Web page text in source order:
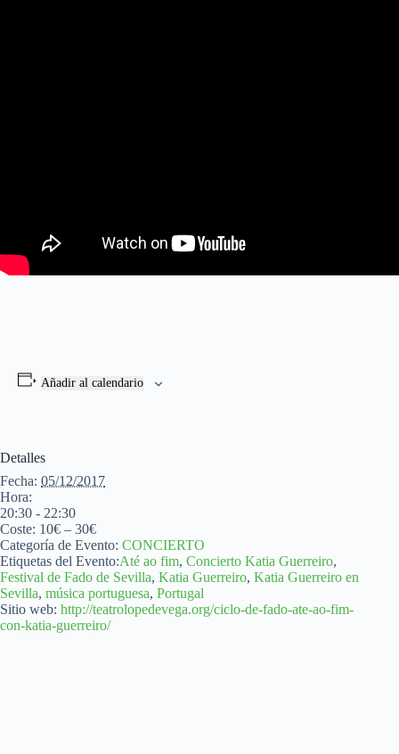
Añadir al calendario
Detalles
Fecha: 05/12/2017
Hora:
20:30 - 22:30
Coste: 10€ – 30€
Categoría de Evento: CONCIERTO
Etiquetas del Evento:Até ao fim, Concierto Katia Guerreiro,
Festival de Fado de Sevilla, Katia Guerreiro, Katia Guerreiro en
Sevilla, música portuguesa, Portugal
Sitio web: http://teatrolopedevega.org/ciclo-de-fado-ate-ao-fim-
con-katia-guerreiro/